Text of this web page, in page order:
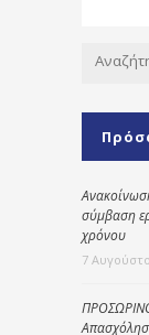
σύμβαση
χρόνου
7